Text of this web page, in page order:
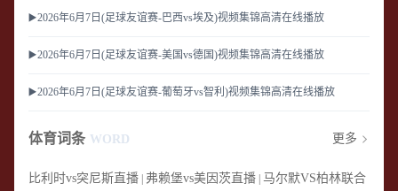
▶️2026年6月7日(足球友谊赛-巴西vs埃及)视频集锦高清在线播放
▶️2026年6月7日(足球友谊赛-美国vs德国)视频集锦高清在线播放
▶️2026年6月7日(足球友谊赛-葡萄牙vs智利)视频集锦高清在线播放
体育词条 WORD 更多
比利时vs突尼斯直播 弗赖堡vs美因茨直播 马尔默VS柏林联合